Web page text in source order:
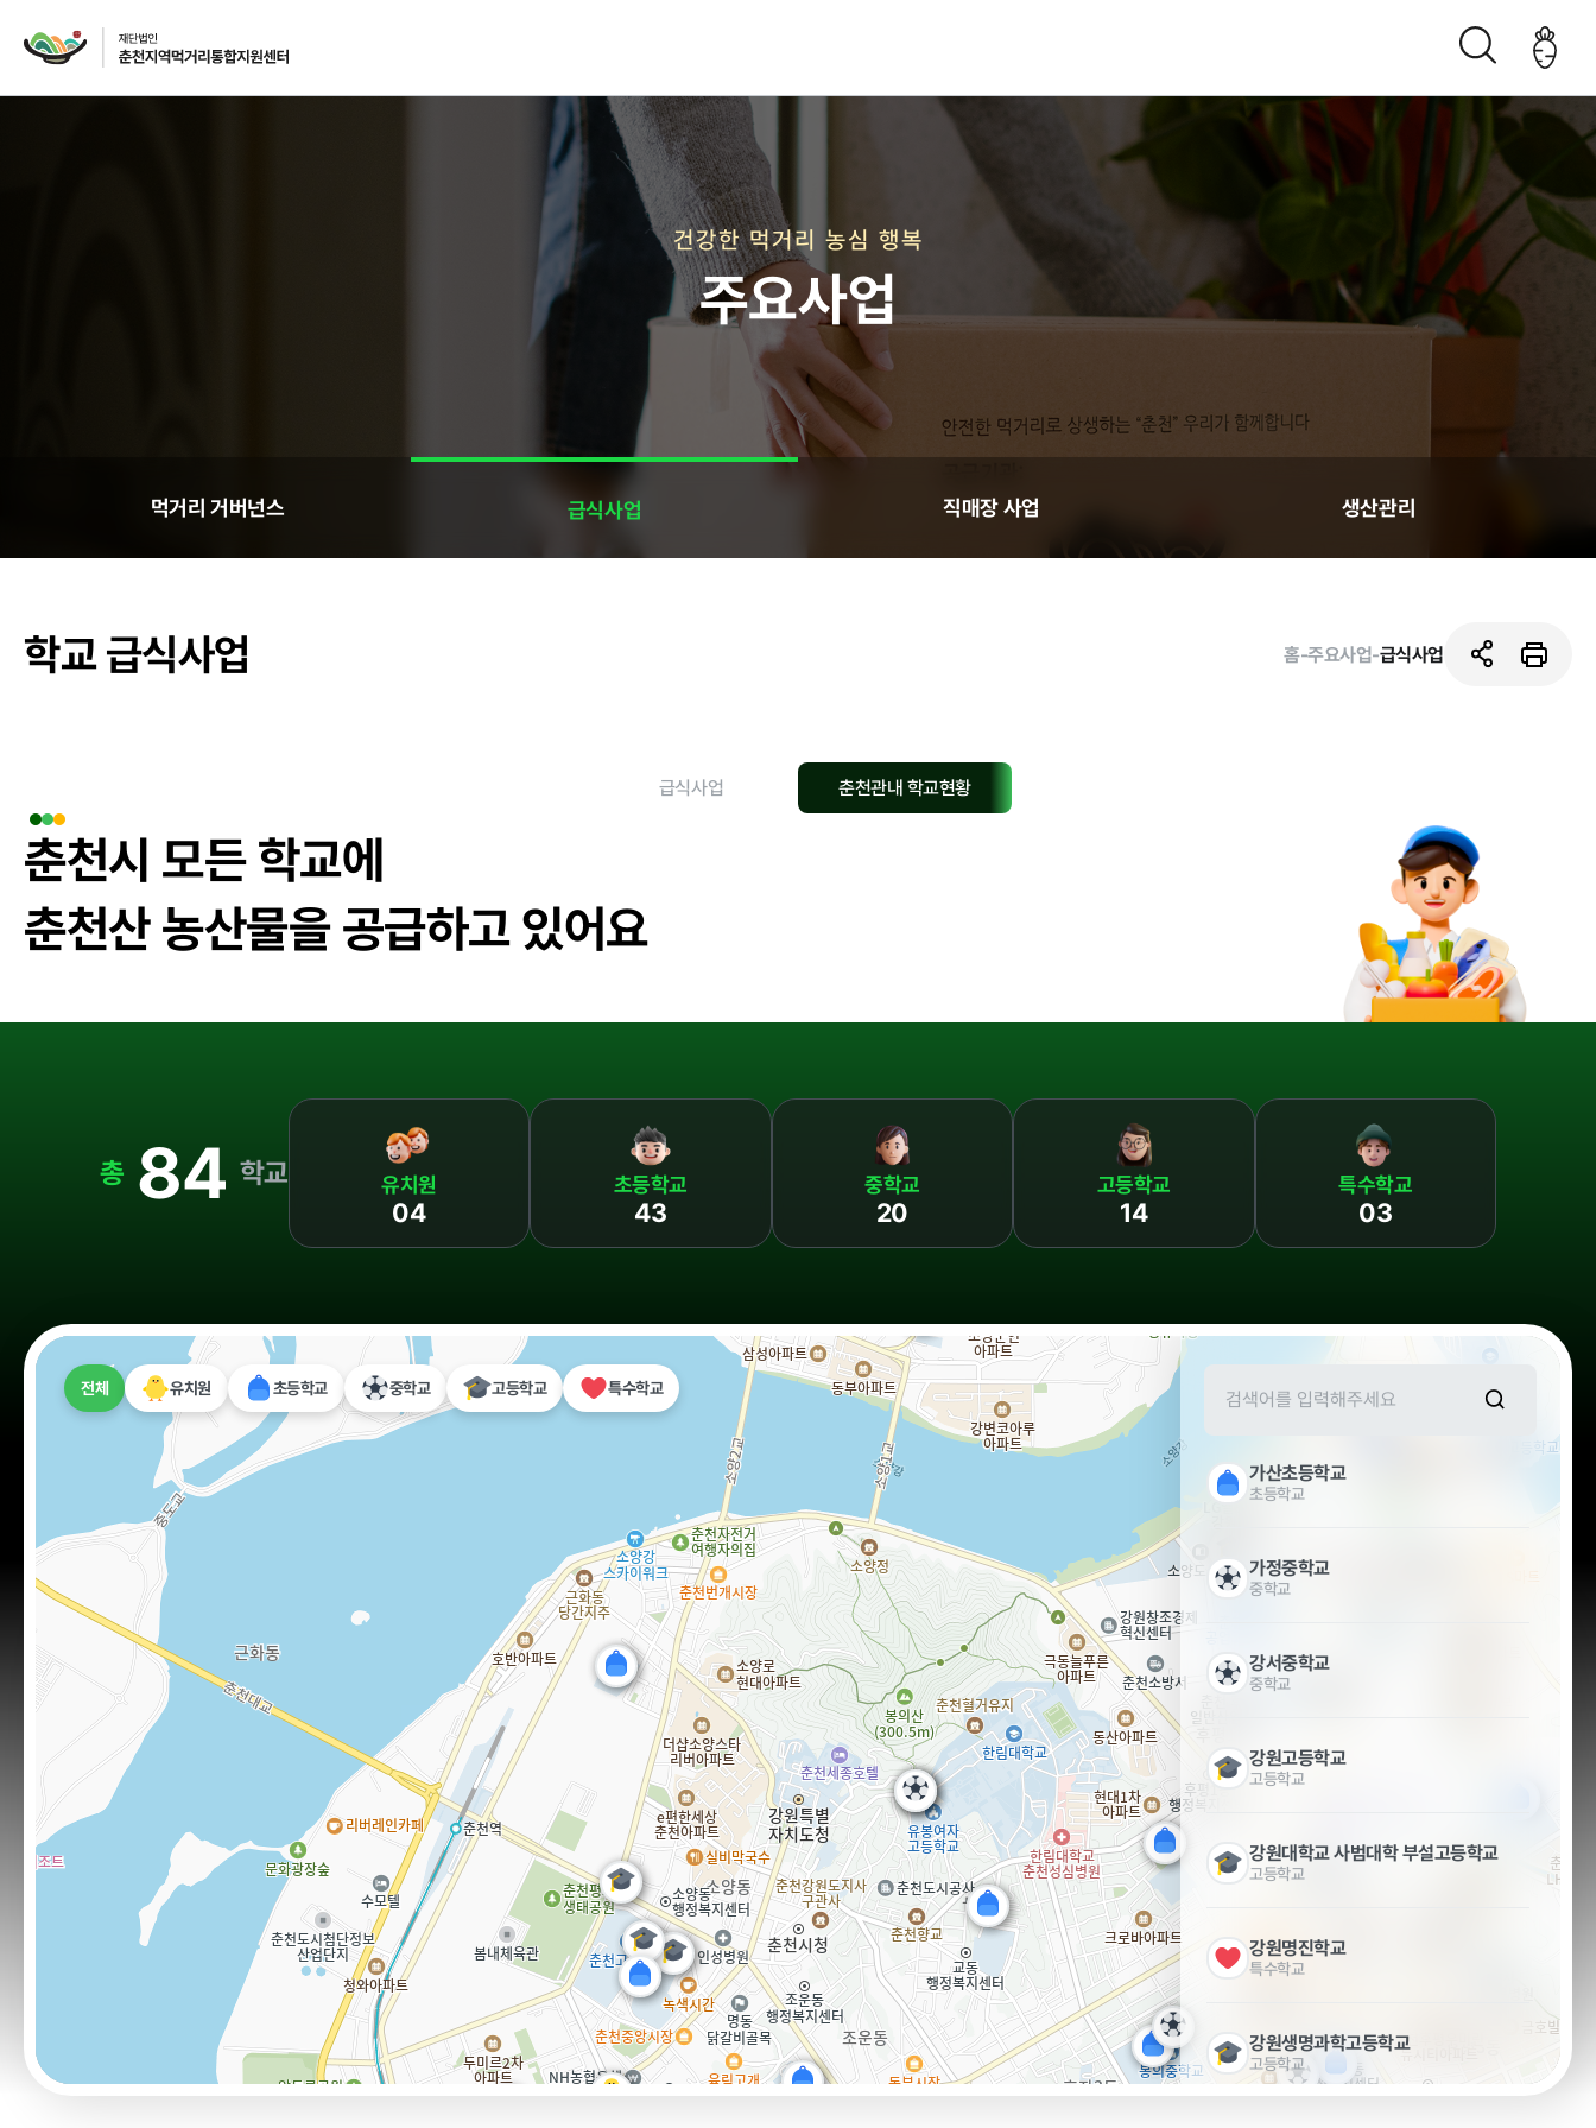
재단연혁 오시는 길
급식사업
춘천관내 학교현황
직매장 사업 생산관리
공지사항
자료실
교육안내
경영공시
임직원 친인척 현황
인건비 예산 및 집행현황
기관장 성과계약 달성정도
감사결과 조치요구사항
행정정보공개
정보목록
안전보건관리
홍보마당
보도자료 먹거리동향
알림마당
채용공고 재단 갤러리 자료실 타기관 고시공고
건강한 먹거리 농심 행복
주요사업
먹거리 거버넌스 급식사업 직매장 사업 생산관리
학교 급식사업 홈-주요사업-급식사업
급식사업 춘천관내 학교현황
춘천시 모든 학교에
춘천산 농산물을 공급하고 있어요
총 84 학교 유치원
04
초등학교
43
중학교
20
고등학교
14
특수학교
03
전체 유치원 초등학교 중학교 고등학교 특수학교
가산초등학교
초등학교
가정중학교
중학교
강서중학교
중학교
강원고등학교
고등학교
강원대학교 사범대학 부설고등학교
고등학교
강원명진학교
특수학교
강원생명과학고등학교
고등학교